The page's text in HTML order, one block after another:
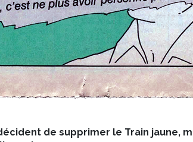
de supprimer le Train jaune,